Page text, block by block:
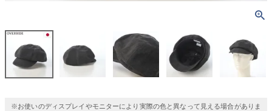
※お使いのディスプレイやモニターにより実際の色と異なって見える場合がありま